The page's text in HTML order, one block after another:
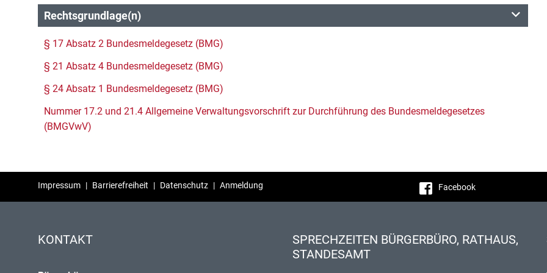
Rechtsgrundlage(n)
§ 17 Absatz 2 Bundesmeldegesetz (BMG)
§ 21 Absatz 4 Bundesmeldegesetz (BMG)
§ 24 Absatz 1 Bundesmeldegesetz (BMG)
Nummer 17.2 und 21.4 Allgemeine Verwaltungsvorschrift zur Durchführung des Bundesmeldegesetzes
(BMGVwV)
Impressum | Barrierefreiheit | Datenschutz | Anmeldung Facebook
KONTAKT
SPRECHZEITEN BÜRGERBÜRO, RATHAUS,
STANDESAMT